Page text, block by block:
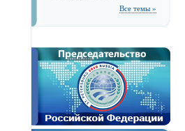
Все темы »